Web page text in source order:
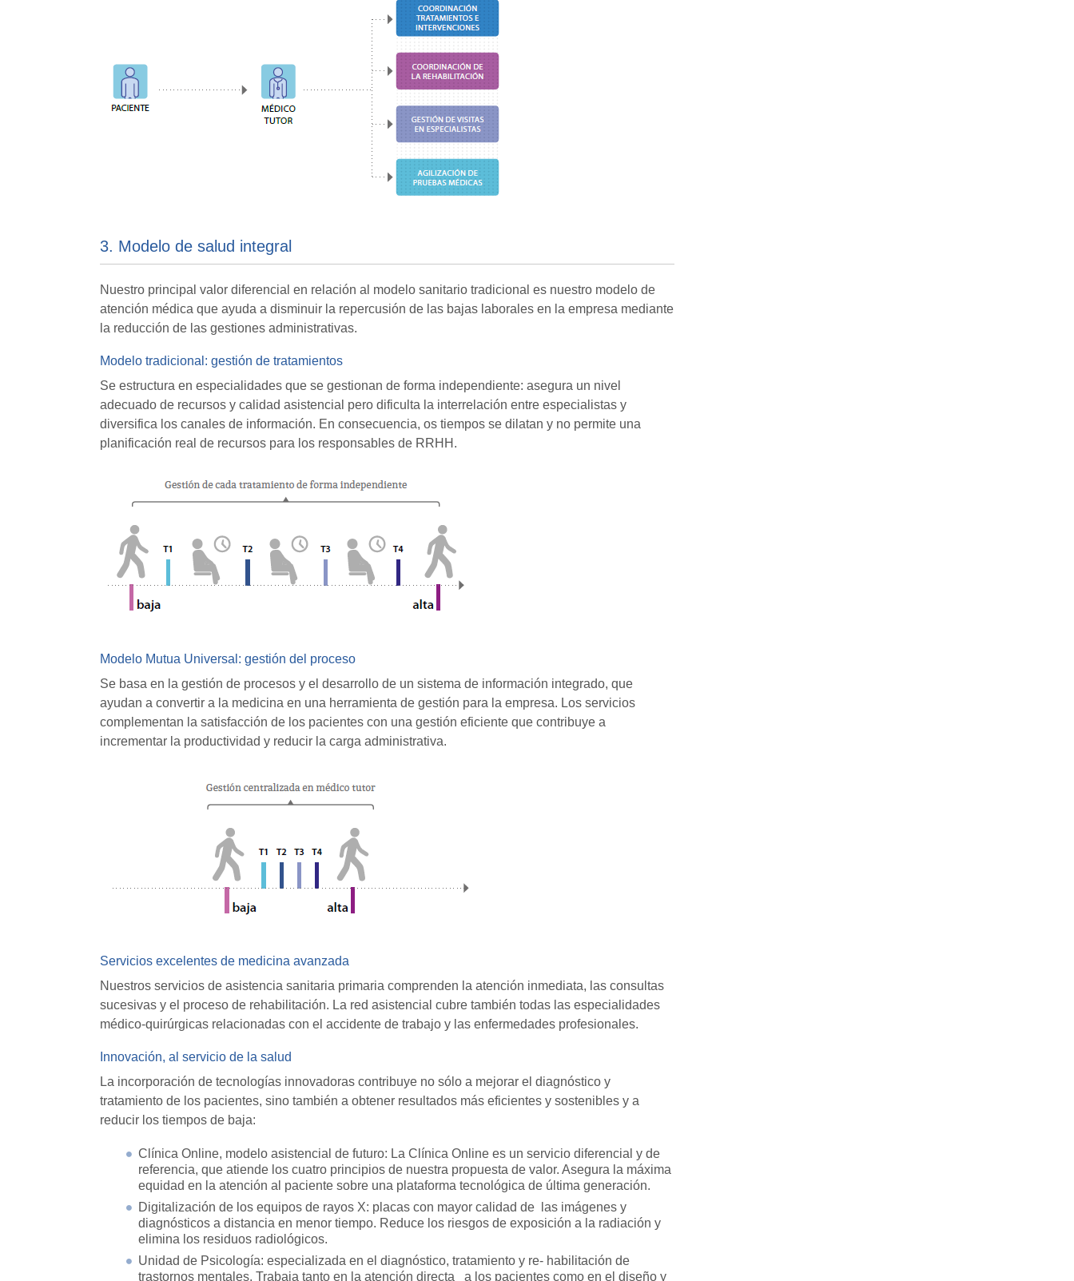
3. Modelo de salud integral
Nuestro principal valor diferencial en relación al modelo sanitario tradicional es nuestro modelo de
atención médica que ayuda a disminuir la repercusión de las bajas laborales en la empresa mediante
la reducción de las gestiones administrativas.
Modelo tradicional: gestión de tratamientos
Se estructura en especialidades que se gestionan de forma independiente: asegura un nivel
adecuado de recursos y calidad asistencial pero dificulta la interrelación entre especialistas y
diversifica los canales de información. En consecuencia, os tiempos se dilatan y no permite una
planificación real de recursos para los responsables de RRHH.
Modelo Mutua Universal: gestión del proceso
Se basa en la gestión de procesos y el desarrollo de un sistema de información integrado, que
ayudan a convertir a la medicina en una herramienta de gestión para la empresa. Los servicios
complementan la satisfacción de los pacientes con una gestión eficiente que contribuye a
incrementar la productividad y reducir la carga administrativa.
Servicios excelentes de medicina avanzada
Nuestros servicios de asistencia sanitaria primaria comprenden la atención inmediata, las consultas
sucesivas y el proceso de rehabilitación. La red asistencial cubre también todas las especialidades
médico-quirúrgicas relacionadas con el accidente de trabajo y las enfermedades profesionales.
Innovación, al servicio de la salud
La incorporación de tecnologías innovadoras contribuye no sólo a mejorar el diagnóstico y
tratamiento de los pacientes, sino también a obtener resultados más eficientes y sostenibles y a
reducir los tiempos de baja:
Clínica Online, modelo asistencial de futuro: La Clínica Online es un servicio diferencial y de
referencia, que atiende los cuatro principios de nuestra propuesta de valor. Asegura la máxima
equidad en la atención al paciente sobre una plataforma tecnológica de última generación.
Digitalización de los equipos de rayos X: placas con mayor calidad de las imágenes y
diagnósticos a distancia en menor tiempo. Reduce los riesgos de exposición a la radiación y
elimina los residuos radiológicos.
Unidad de Psicología: especializada en el diagnóstico, tratamiento y re- habilitación de
trastornos mentales. Trabaja tanto en la atención directa a los pacientes como en el diseño y